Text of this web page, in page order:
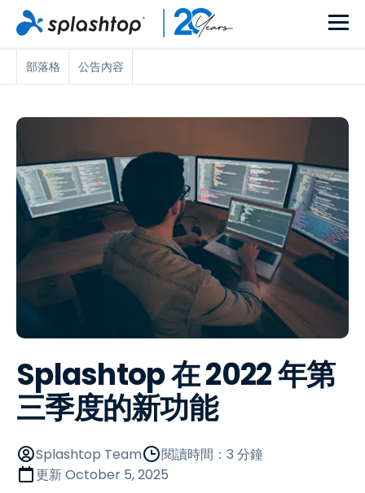
部落格 公告內容
Splashtop 在 2022 年第
三季度的新功能
Splashtop Team
閱讀時間：3 分鐘
更新October 5, 2025